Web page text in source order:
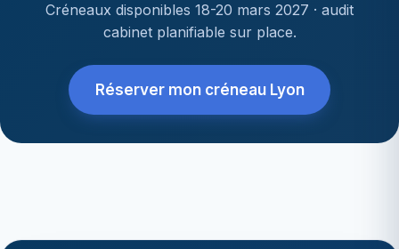
Créneaux disponibles 18-20 mars 2027 · audit
cabinet planifiable sur place.
Réserver mon créneau Lyon